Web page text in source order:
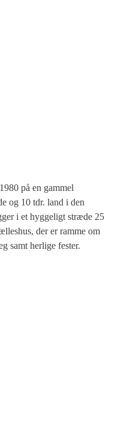
på en gammel
og 10 tdr. land i den
i et hyggeligt stræde 25
der er ramme om
samt herlige fester.